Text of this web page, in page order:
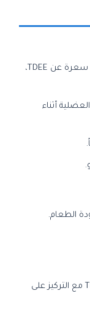
خفّض كميتك اليومية بمقدار 300–500 سعرة عن TDEE،
أثناء
أضف 200–300 سعرة يومياً فوق TDEE مع التركيز على